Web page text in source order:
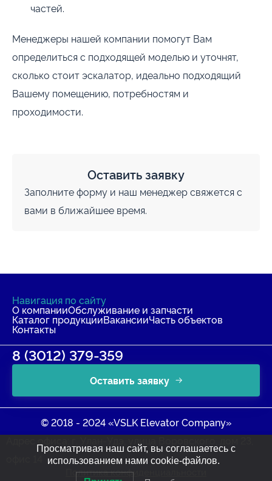
частей.
Менеджеры нашей компании помогут Вам
определиться с подходящей моделью и уточнят,
сколько стоит эскалатор, идеально подходящий
Вашему помещению, потребностям и
проходимости.
Оставить заявку
Заполните форму и наш менеджер свяжется с
вами в ближайшее время.
Навигация по сайту
О компанииОбслуживание и запчасти
Каталог продукцииВакансииЧасть объектов
Контакты
8 (3012) 379-359
Оставить заявку
© 2018 - 2024 «VSLK Elevator Company»
Политика конфиденциальности
Просматривая наш сайт, вы соглашаетесь с
использованием нами cookie-файлов.